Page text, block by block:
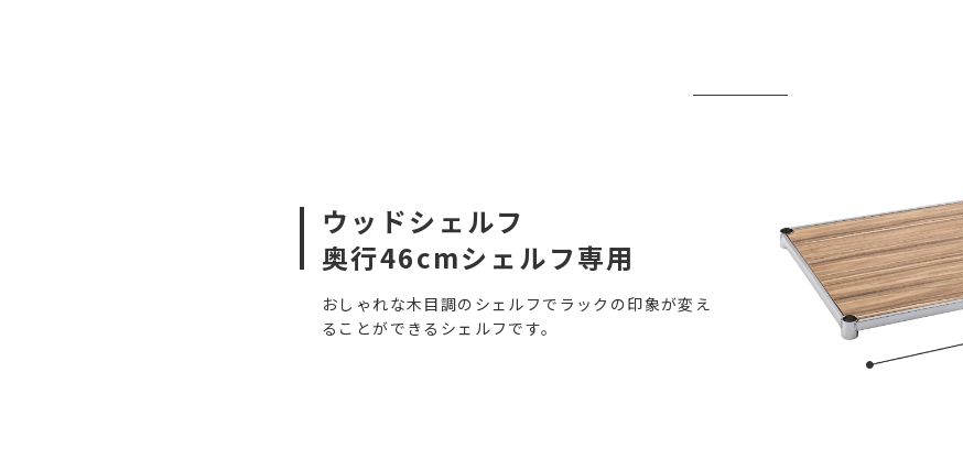
ウッドシェルフ
奥行46cmシェルフ専用
おしゃれな木目調のシェルフでラックの印象が変え
ることができるシェルフです。